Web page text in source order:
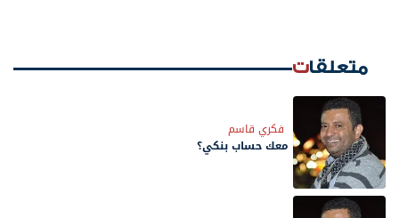
متعلقات
فكري قاسم
معك حساب بنكي؟